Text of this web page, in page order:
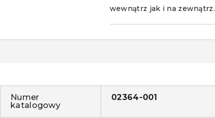
wewnątrz jak i na zewnątrz.
Numer
katalogowy
02364-001